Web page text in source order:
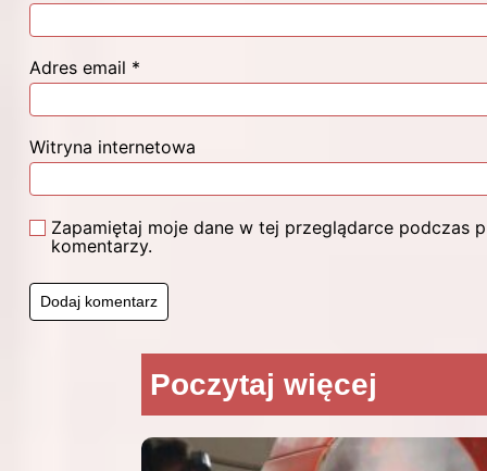
Adres email *
Witryna internetowa
Zapamiętaj moje dane w tej przeglądarce podczas
komentarzy.
Poczytaj więcej